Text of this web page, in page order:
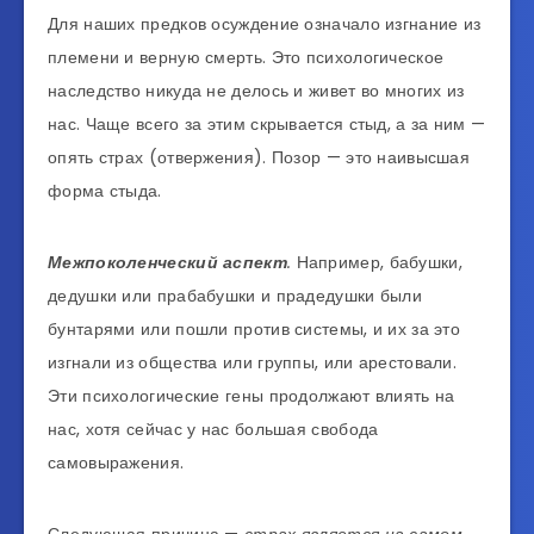
Для наших предков осуждение означало изгнание из
племени и верную смерть. Это психологическое
наследство никуда не делось и живет во многих из
нас. Чаще всего за этим скрывается стыд, а за ним —
опять страх (отвержения). Позор — это наивысшая
форма стыда.
Межпоколенческий аспект. Например, бабушки,
дедушки или прабабушки и прадедушки были
бунтарями или пошли против системы, и их за это
изгнали из общества или группы, или арестовали.
Эти психологические гены продолжают влиять на
нас, хотя сейчас у нас большая свобода
самовыражения.